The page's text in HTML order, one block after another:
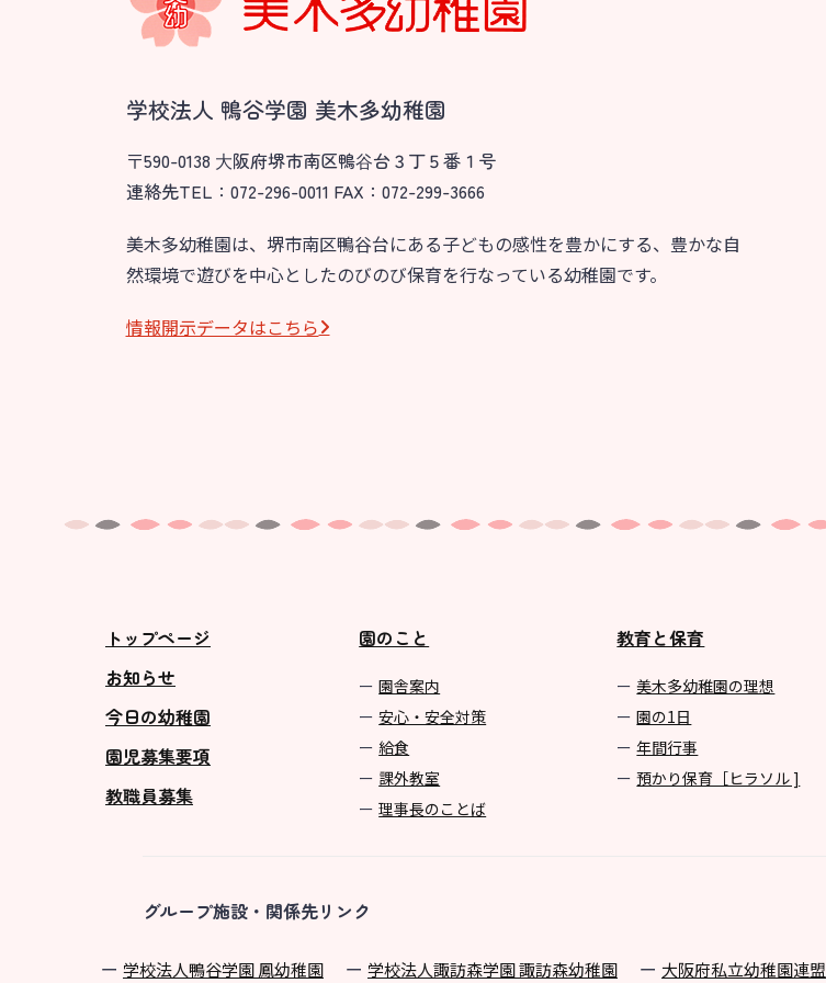
学校法人 鴨谷学園 美木多幼稚園
〒590-0138 ⼤阪府堺市南区鴨⾕台３丁５番１号
連絡先TEL：072-296-0011 FAX：072-299-3666
美木多幼稚園は、堺市南区鴨谷台にある子どもの感性を豊かにする、豊かな自
然環境で遊びを中心としたのびのび保育を行なっている幼稚園です。
情報開⽰データはこちら
トップページ
お知らせ
今日の幼稚園
園児募集要項
教職員募集
園のこと
園舎案内
安心・安全対策
給食
課外教室
理事長のことば
教育と保育
美⽊多幼稚園の理想
園の1⽇
年間⾏事
預かり保育［ヒラソル ]
グループ施設・関係先リンク
学校法⼈鴨⾕学園 鳳幼稚園 学校法⼈諏訪森学園 諏訪森幼稚園 ⼤阪府私⽴幼稚園連盟
園のこと
安⼼・安全対策
教育と保育
園の1⽇
預かり保育［ヒラソル ]
グループ施設・
関係先リンク